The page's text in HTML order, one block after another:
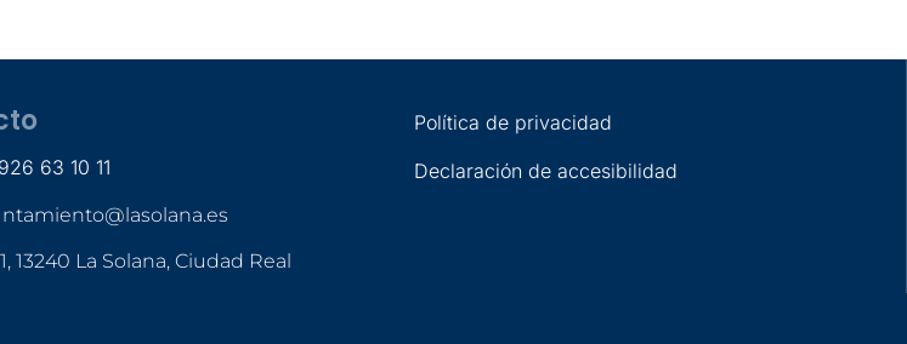
926 63 10 11
13240 La Solana, Ciudad Real
Política de privacidad
Declaración de accesibilidad